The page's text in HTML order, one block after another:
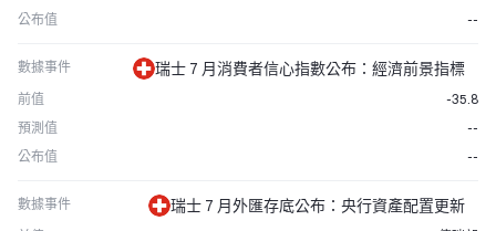
公布值
--
數據事件 瑞士 7 月消費者信心指數公布：經濟前景指標
前值
-35.8
預測值
--
公布值
--
數據事件 瑞士 7 月外匯存底公布：央行資產配置更新